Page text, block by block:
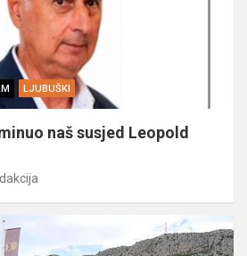
LJUBUŠKI
naš susjed Leopold